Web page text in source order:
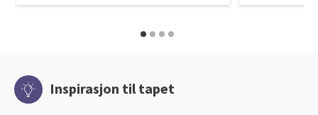
Inspirasjon til tapet